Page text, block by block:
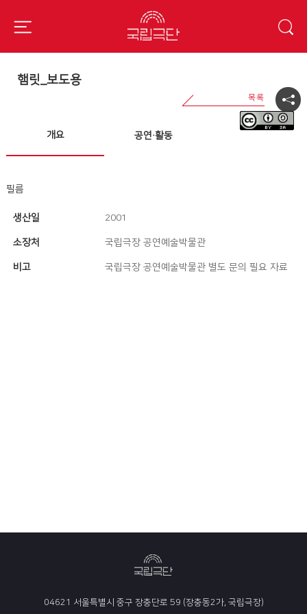
햄릿_보도용
개요 공연·활동
필름
생산일 2001
소장처 국립극장 공연예술박물관
비고 국립극장 공연예술박물관 별도 문의 필요 자료
04621 서울특별시 중구 장충단로 59 (장충동2가, 국립극장)